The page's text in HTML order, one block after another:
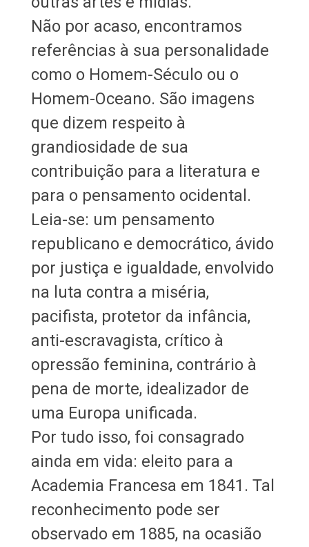
Não por acaso, encontramos
referências à sua personalidade
como o Homem-Século ou o
Homem-Oceano. São imagens
que dizem respeito à
grandiosidade de sua
contribuição para a literatura e
para o pensamento ocidental.
Leia-se: um pensamento
republicano e democrático, ávido
por justiça e igualdade, envolvido
na luta contra a miséria,
pacifista, protetor da infância,
anti-escravagista, crítico à
opressão feminina, contrário à
pena de morte, idealizador de
uma Europa unificada.
Por tudo isso, foi consagrado
ainda em vida: eleito para a
Academia Francesa em 1841. Tal
reconhecimento pode ser
observado em 1885, na ocasião